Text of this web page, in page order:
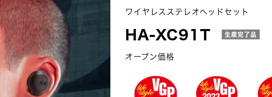
ワイヤレスステレオヘッドセット
HA-XC91T 生産完了品
オープン価格